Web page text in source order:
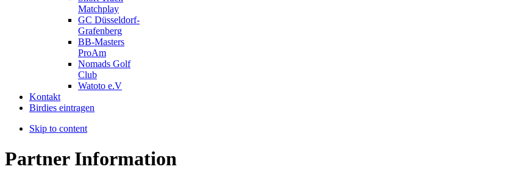
Matchplay
GC Düsseldorf-
Grafenberg
BB-Masters
ProAm
Nomads Golf
Club
Watoto e.V
Kontakt
Birdies eintragen
Skip to content
Partner Information